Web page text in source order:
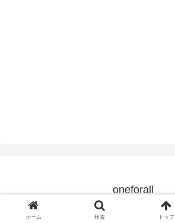
oneforall
© 2014 oneforall.
ホーム 検索 トップ